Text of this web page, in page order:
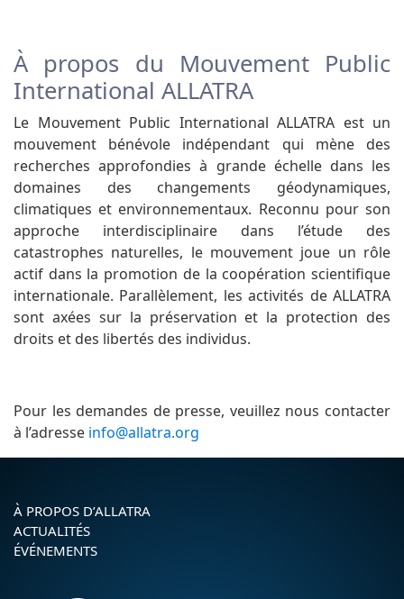
À propos du Mouvement Public
International ALLATRA
Le Mouvement Public International ALLATRA est un
mouvement bénévole indépendant qui mène des
recherches approfondies à grande échelle dans les
domaines des changements géodynamiques,
climatiques et environnementaux. Reconnu pour son
approche interdisciplinaire dans l’étude des
catastrophes naturelles, le mouvement joue un rôle
actif dans la promotion de la coopération scientifique
internationale. Parallèlement, les activités de ALLATRA
sont axées sur la préservation et la protection des
droits et des libertés des individus.
Pour les demandes de presse, veuillez nous contacter
à l’adresse info@allatra.org
À PROPOS D’ALLATRA
ACTUALITÉS
ÉVÉNEMENTS